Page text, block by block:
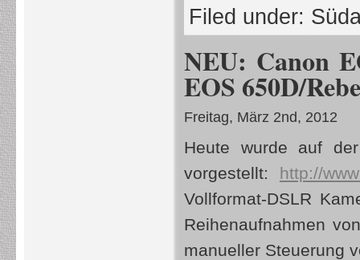
Filed under:
NEU: Canon
EOS 650D/
Freitag, März 2nd, 2012
Heute wurde auf
vorgestellt: http://
Vollformat-DSLR
Reihenaufnahmen
manueller Steuerung